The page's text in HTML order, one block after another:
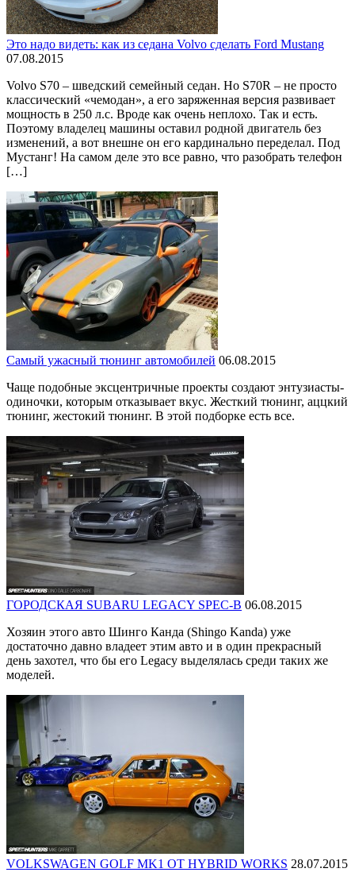
Это надо видеть: как из седана Volvo сделать Ford Mustang
07.08.2015
Volvo S70 – шведский семейный седан. Но S70R – не просто
классический «чемодан», а его заряженная версия развивает
мощность в 250 л.с. Вроде как очень неплохо. Так и есть.
Поэтому владелец машины оставил родной двигатель без
изменений, а вот внешне он его кардинально переделал. Под
Мустанг! На самом деле это все равно, что разобрать телефон
[…]
Самый ужасный тюнинг автомобилей 06.08.2015
Чаще подобные эксцентричные проекты создают энтузиасты-
одиночки, которым отказывает вкус. Жесткий тюнинг, аццкий
тюнинг, жестокий тюнинг. В этой подборке есть все.
ГОРОДСКАЯ SUBARU LEGACY SPEC-B 06.08.2015
Хозяин этого авто Шинго Канда (Shingo Kanda) уже
достаточно давно владеет этим авто и в один прекрасный
день захотел, что бы его Legacy выделялась среди таких же
моделей.
VOLKSWAGEN GOLF MK1 ОТ HYBRID WORKS 28.07.2015